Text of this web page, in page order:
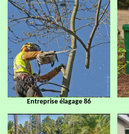
Entreprise élagage 86